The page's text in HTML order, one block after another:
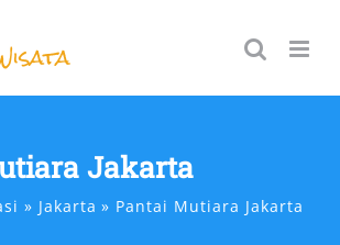
Jakarta
Jakarta Pantai Mutiara Jakarta